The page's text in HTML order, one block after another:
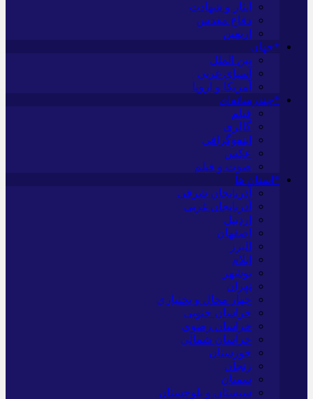
ایثار و شهادت
دفاع مقدس
اربعین
*جهان
بین الملل
آسیای غربی
آمریکا و اروپا
*چندرسانه‌ای
فیلم
گالری
اینفوگرافی
عکس
صوت و فیلم
*استان ها
آذربایجان شرقی
آذربایجان غربی
اردبیل
اصفهان
البرز
ایلام
بوشهر
تهران
چهار محال و بختیاری
خراسان جنوبی
خراسان رضوی
خراسان شمالی
خوزستان
زنجان
سمنان
سیستان و بلوچستان